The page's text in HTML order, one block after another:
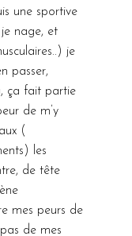
une sportive
nage, et
je
passer,
ça fait partie
de m’y
(
les
de tête
mes peurs de
de mes